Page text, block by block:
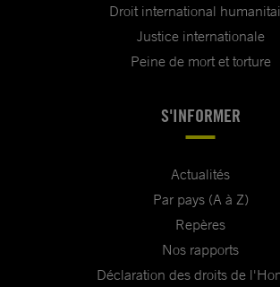
Droit international
Justice internationale
Peine de mort et torture
S'INFORMER
Actualités
Par pays (A à Z)
Repères
Nos rapports
Déclaration des droits de